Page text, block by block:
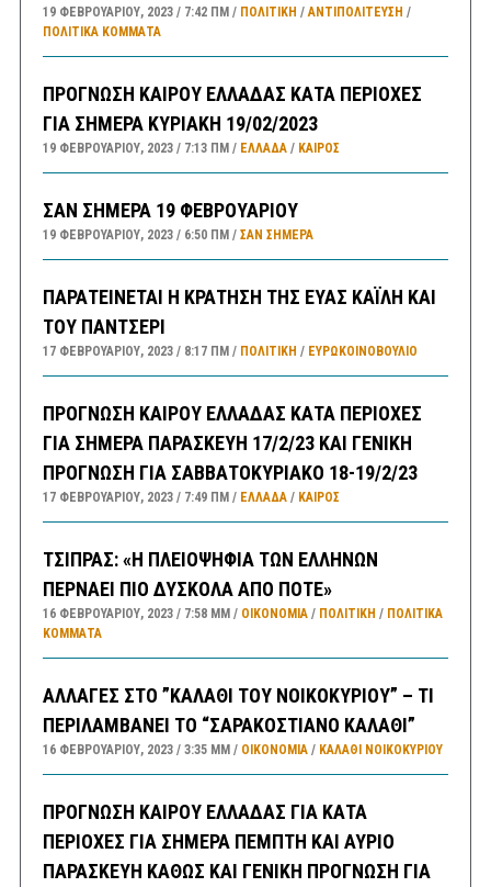
19 ΦΕΒΡΟΥΑΡΊΟΥ, 2023 7:42 ΠΜ ΠΟΛΙΤΙΚΗ /ΑΝΤΙΠΟΛΊΤΕΥΣΗ /
ΠΟΛΙΤΙΚΆ ΚΌΜΜΑΤΑ
ΠΡΟΓΝΩΣΗ ΚΑΙΡΟΥ ΕΛΛΑΔΑΣ ΚΑΤΑ ΠΕΡΙΟΧΕΣ
ΓΙΑ ΣΗΜΕΡΑ ΚΥΡΙΑΚΗ 19/02/2023
19 ΦΕΒΡΟΥΑΡΊΟΥ, 2023 7:13 ΠΜ ΕΛΛΑΔA/ ΚΑΙΡΌΣ
ΣΑΝ ΣΗΜΕΡΑ 19 ΦΕΒΡΟΥΑΡΙΟΥ
19 ΦΕΒΡΟΥΑΡΊΟΥ, 2023 6:50 ΠΜ ΣΑΝ ΣΉΜΕΡΑ
ΠΑΡΑΤΕΙΝΕΤΑΙ Η ΚΡΑΤΗΣΗ ΤΗΣ ΕΥΑΣ ΚΑΪΛΗ ΚΑΙ
ΤΟΥ ΠΑΝΤΣΕΡΙ
17 ΦΕΒΡΟΥΑΡΊΟΥ, 2023 8:17 ΠΜ ΠΟΛΙΤΙΚΗ / ΕΥΡΩΚΟΙΝΟΒΟΥΛΙΟ
ΠΡΟΓΝΩΣΗ ΚΑΙΡΟΥ ΕΛΛΑΔΑΣ ΚΑΤΑ ΠΕΡΙΟΧΕΣ
ΓΙΑ ΣΗΜΕΡΑ ΠΑΡΑΣΚΕΥΗ 17/2/23 ΚΑΙ ΓΕΝΙΚΗ
ΠΡΟΓΝΩΣΗ ΓΙΑ ΣΑΒΒΑΤΟΚΥΡΙΑΚΟ 18-19/2/23
17 ΦΕΒΡΟΥΑΡΊΟΥ, 2023 7:49 ΠΜ ΕΛΛΑΔA/ ΚΑΙΡΌΣ
ΤΣΙΠΡΑΣ: «Η ΠΛΕΙΟΨΗΦΙΑ ΤΩΝ ΕΛΛΗΝΩΝ
ΠΕΡΝΑΕΙ ΠΙΟ ΔΥΣΚΟΛΑ ΑΠΟ ΠΟΤΕ»
16 ΦΕΒΡΟΥΑΡΊΟΥ, 2023 7:58 ΜΜ ΟΙΚΟΝΟΜΙΑ/ ΠΟΛΙΤΙΚΗ / ΠΟΛΙΤΙΚΆ
ΚΌΜΜΑΤΑ
ΑΛΛΑΓΕΣ ΣΤΟ ”ΚΑΛΑΘΙ ΤΟΥ ΝΟΙΚΟΚΥΡΙΟΥ” – ΤΙ
ΠΕΡΙΛΑΜΒΑΝΕΙ ΤΟ “ΣΑΡΑΚΟΣΤΙΑΝΟ ΚΑΛΑΘΙ”
16 ΦΕΒΡΟΥΑΡΊΟΥ, 2023 3:35 ΜΜ ΟΙΚΟΝΟΜΙΑ/ ΚΑΛΑΘΙ ΝΟΙΚΟΚΥΡΙΟΥ
ΠΡΟΓΝΩΣΗ ΚΑΙΡΟΥ ΕΛΛΑΔΑΣ ΓΙΑ ΚΑΤΑ
ΠΕΡΙΟΧΕΣ ΓΙΑ ΣΗΜΕΡΑ ΠΕΜΠΤΗ ΚΑΙ ΑΥΡΙΟ
ΠΑΡΑΣΚΕΥΗ ΚΑΘΩΣ ΚΑΙ ΓΕΝΙΚΗ ΠΡΟΓΝΩΣΗ ΓΙΑ